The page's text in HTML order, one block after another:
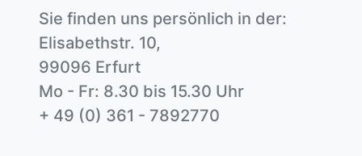
Sie finden uns persönlich in der:
Elisabethstr. 10,
99096 Erfurt
Mo - Fr: 8.30 bis 15.30 Uhr
+ 49 (0) 361 - 7892770